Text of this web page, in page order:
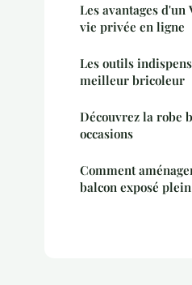
Les avantages
vie privée en ligne
Les outils
meilleur bricoleur
Découvrez la robe
occasions
Comment
balcon exposé